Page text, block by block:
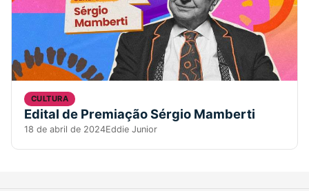
CULTURA
Edital de Premiação Sérgio Mamberti
18 de abril de 2024Eddie Junior